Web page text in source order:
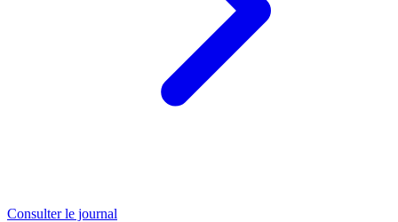
Consulter le journal